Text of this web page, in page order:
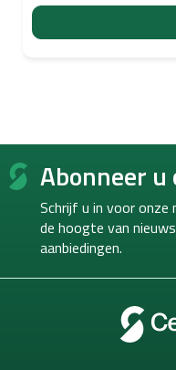
F
Abonneer
Schrijf u in voor onze
de hoogte van
aanbiedingen.